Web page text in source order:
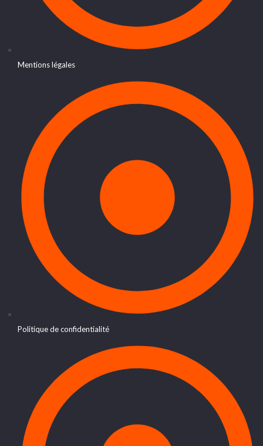
Mentions légales
Politique de confidentialité